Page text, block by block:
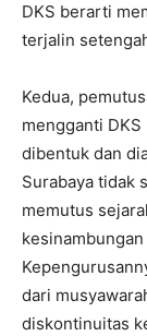
DKS berarti
terjalin
Kedua,
mengganti
dibentuk dan
Surabaya tidak
memutus
dari
diskontinuitas